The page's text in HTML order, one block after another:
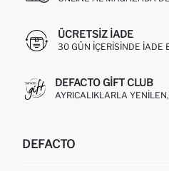
ÜCRETSIZ IADE
30 GÜN IÇERISINDE IADE
DEFACTO GIFT CLUB
AYRICALIKLARLA
DEFACTO